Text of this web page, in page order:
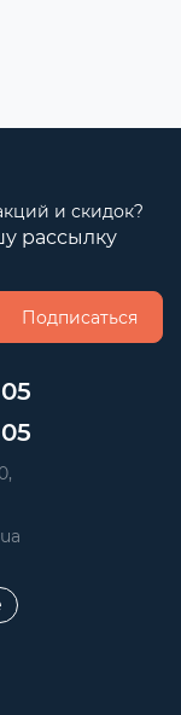
и скидок?
рассылку
Подписаться